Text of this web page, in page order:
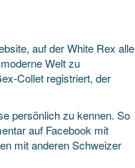
auf der White Rex alle
Welt zu
Collet registriert, der
persönlich zu kennen. So
auf Facebook mit
mit anderen Schweizer